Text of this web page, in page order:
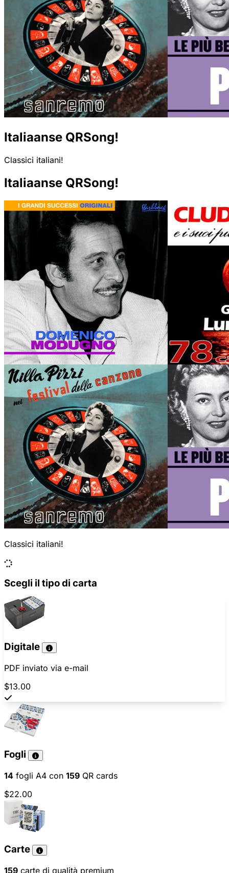
Italiaanse QRSong!
Classici italiani!
Italiaanse QRSong!
Classici italiani!
Scegli il tipo di carta
Digitale
PDF inviato via e-mail
$13.00
Fogli
14 fogli A4 con 159 QR cards
$22.00
Carte
159 carte di qualità premium